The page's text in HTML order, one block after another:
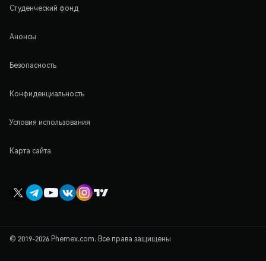
Студенческий фонд
Анонсы
Безопасность
Конфиденциальность
Условия использования
Карта сайта
© 2019-2026 Phemex.com. Все права защищены